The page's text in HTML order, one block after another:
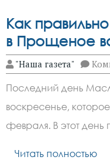
Как
в Прощеное
"Наша газета"
Последний день
воскресенье,
февраля. В этот
Читать полностью